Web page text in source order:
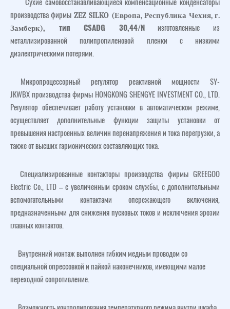
Сухие самовосстанавливающиеся компенсационные конденсаторы
производства фирмы ZEZ SILKO (Европа, Республика Чехия, г.
Замберк), тип CSADG 30,44/N
изготовленные из
металлизированной полипропиленовой пленки с низкими
диэлектрическими потерями.
Микропроцессорный регулятор реактивной мощности SY-
JKWBX производства фирмы HONGKONG SHENGYE INVESTMENT CO., LTD.
Регулятор обеспечивает работу установки в автоматическом режиме,
осуществляет дополнительные функции защиты установки от
превышения настроенных величин перенапряжения и тока перегрузки, а
также от высших гармонических составляющих тока.
Специализированные контакторы производства фирмы GREEGOO
Electric Co., LTD – с увеличенным сроком службы, с дополнительными
вспомогательными контактами опережающего включения,
предназначенными для снижения пусковых токов и исключения эрозии
главных контактов.
Внутренний монтаж выполнен гибким медным проводом со
специальной опрессовкой и пайкой наконечников, имеющими малое
переходной сопротивление.